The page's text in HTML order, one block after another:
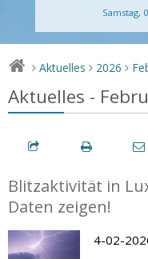
Samstag,
> Aktuelles > 2026 >
Aktuelles -
Blitzaktivität in
Daten zeigen!
4-02-